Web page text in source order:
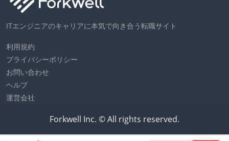
ITエンジニアのキャリアに本気で向き合う転職サイト
利用規約
プライバシーポリシー
お問い合わせ
ヘルプ
運営会社
Forkwell Inc. © All rights reserved.